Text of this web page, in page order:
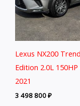
Lexus NX200
Edition 2.0L 150HP
2021
3 498 800₽